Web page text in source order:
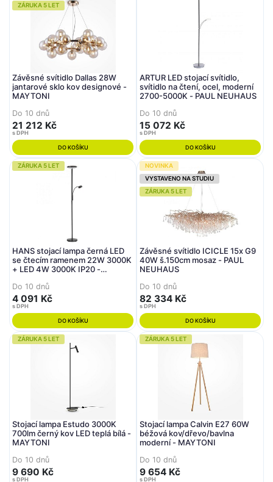
ZÁRUKA 5 LET
Závěsné svítidlo Dallas 28W
jantarové sklo kov designové -
MAYTONI
Do 10 dnů
21 212 Kč
s DPH
DO KOŠÍKU
ARTUR LED stojací svítidlo,
svítidlo na čtení, ocel, moderní
2700-5000K - PAUL NEUHAUS
Do 10 dnů
15 072 Kč
s DPH
DO KOŠÍKU
ZÁRUKA 5 LET
HANS stojací lampa černá LED
se čtecím ramenem 22W 3000K
+ LED 4W 3000K IP20 -
LIGHT
Do 10 dnů
4 091 Kč
s DPH
DO KOŠÍKU
NOVINKA
VYSTAVENO NA STUDIU
ZÁRUKA 5 LET
Závěsné svítidlo ICICLE 15x G9
40W š.150cm mosaz - PAUL
NEUHAUS
Do 10 dnů
82 334 Kč
s DPH
DO KOŠÍKU
ZÁRUKA 5 LET
Stojací lampa Estudo 3000K
700lm černý kov LED teplá bílá -
MAYTONI
Do 10 dnů
9 690 Kč
s DPH
ZÁRUKA 5 LET
Stojací lampa Calvin E27 60W
béžová kov/dřevo/bavlna
moderní - MAYTONI
Do 10 dnů
9 654 Kč
s DPH